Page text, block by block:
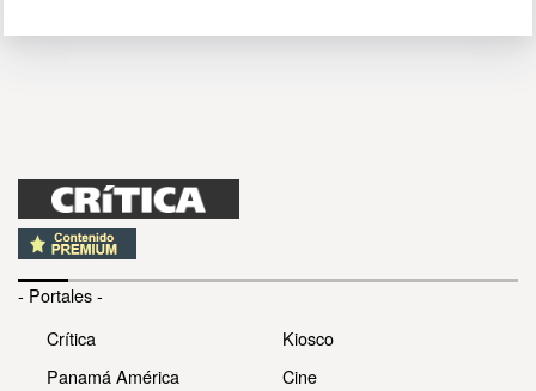
- Portales -
Crítica
Panamá América
Kiosco
Cine